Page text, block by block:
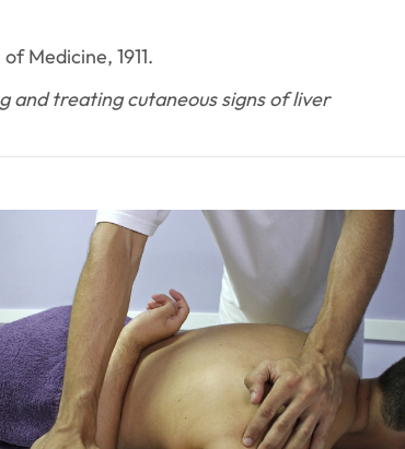
Medicine, 1911.
and treating cutaneous signs of liver